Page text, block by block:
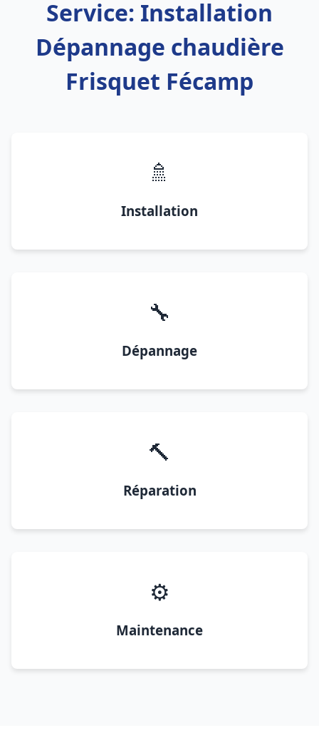
Service: Installation
Dépannage chaudière
Frisquet Fécamp
🚿
Installation
🔧
Dépannage
🔨
Réparation
⚙️
Maintenance